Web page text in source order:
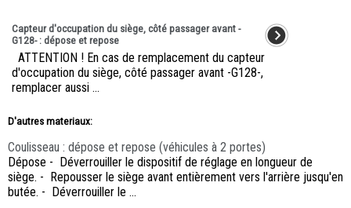
Capteur d'occupation du siège, côté passager avant -
G128- : dépose et repose
ATTENTION ! En cas de remplacement du capteur
d'occupation du siège, côté passager avant -G128-,
remplacer aussi ...
D'autres materiaux:
Coulisseau : dépose et repose (véhicules à 2 portes)
Dépose - Déverrouiller le dispositif de réglage en longueur de
siège. - Repousser le siège avant entièrement vers l'arrière jusqu'en
butée. - Déverrouiller le ...